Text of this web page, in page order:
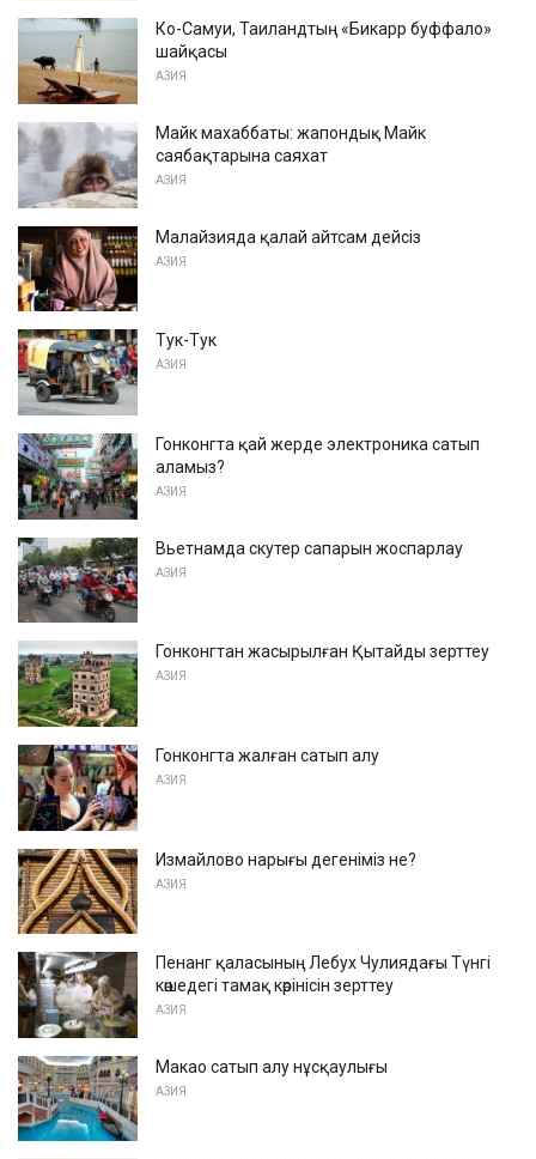
Ко-Самуи, Таиландтың «Бикарр буффало»
шайқасы
АЗИЯ
Майк махаббаты: жапондық Майк
саябақтарына саяхат
АЗИЯ
Малайзияда қалай айтсам дейсіз
АЗИЯ
Тук-Тук
АЗИЯ
Гонконгта қай жерде электроника сатып
аламыз?
АЗИЯ
Вьетнамда скутер сапарын жоспарлау
АЗИЯ
Гонконгтан жасырылған Қытайды зерттеу
АЗИЯ
Гонконгта жалған сатып алу
АЗИЯ
Измайлово нарығы дегеніміз не?
АЗИЯ
Пенанг қаласының Лебух Чулиядағы Түнгі
көшедегі тамақ көрінісін зерттеу
АЗИЯ
Макао сатып алу нұсқаулығы
АЗИЯ